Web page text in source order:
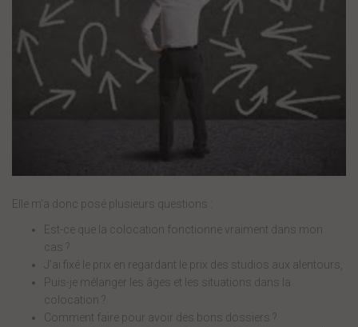
Elle m’a donc posé plusieurs questions :
Est-ce que la colocation fonctionne vraiment dans mon
cas ?
J’ai fixé le prix en regardant le prix des studios aux alentours,
Puis-je mélanger les âges et les situations dans la
colocation ?
Comment faire pour avoir des bons dossiers ?